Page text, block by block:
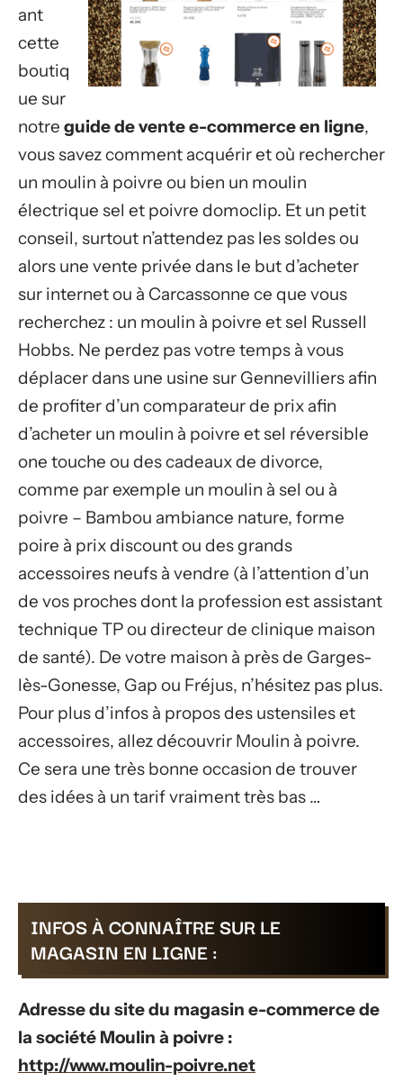
ant
cette
boutiq
ue sur
notre guide de vente e-commerce en ligne,
vous savez comment acquérir et où rechercher
un moulin à poivre ou bien un moulin
électrique sel et poivre domoclip. Et un petit
conseil, surtout n’attendez pas les soldes ou
alors une vente privée dans le but d’acheter
sur internet ou à Carcassonne ce que vous
recherchez : un moulin à poivre et sel Russell
Hobbs. Ne perdez pas votre temps à vous
déplacer dans une usine sur Gennevilliers afin
de profiter d’un comparateur de prix afin
d’acheter un moulin à poivre et sel réversible
one touche ou des cadeaux de divorce,
comme par exemple un moulin à sel ou à
poivre – Bambou ambiance nature, forme
poire à prix discount ou des grands
accessoires neufs à vendre (à l’attention d’un
de vos proches dont la profession est assistant
technique TP ou directeur de clinique maison
de santé). De votre maison à près de Garges-
lès-Gonesse, Gap ou Fréjus, n’hésitez pas plus.
Pour plus d’infos à propos des ustensiles et
accessoires, allez découvrir Moulin à poivre.
Ce sera une très bonne occasion de trouver
des idées à un tarif vraiment très bas …
INFOS À CONNAÎTRE SUR LE
MAGASIN EN LIGNE :
Adresse du site du magasin e-commerce de
la société Moulin à poivre :
http://www.moulin-poivre.net